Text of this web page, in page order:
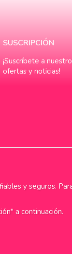
SUSCRIPCIÓN
¡Suscríbete a
ofertas y noticias!
y seguros.
a continuación.